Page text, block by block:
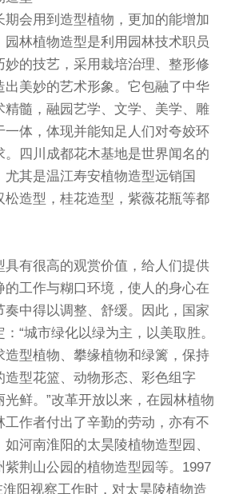
期会用到造型植物 ，更加的能增加
园林植物造型是利用园林技术职员
妙的技艺，采用栽培治理、整形修
出美妙的艺术形象。它包融了中华
精髓，融园艺学、文学、美学、雕
一体，体现并能知足人们对夸姣环
。四川成都花木基地是世界闻名的
其是温江寿安植物造型远销国
松造型 ，桂花造型 ，紫薇花瓶等都
具有很高的观赏价值，给人们提供
的工作与糊口环境，使人的身心在
奏中得以调整、舒缓。因此，国家
“城市绿化以绿为主，以美取胜。
造型植物、攀缘植物和绿篱，保持
造型花篮、动物形态、彩色组字
鲜。”改革开放以来，在园林植物
工作者付出了辛勤的劳动，亦有不
河南淮阳的太昊陵植物造型园、
荆山公园的植物造型园等。1997
阳视察工作时，对太昊陵植物造